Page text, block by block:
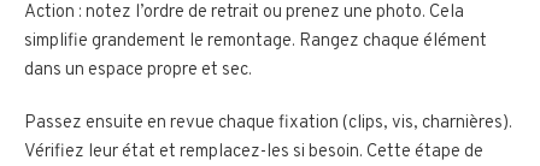
Action : notez l’ordre de retrait ou prenez une photo. Cela
simplifie grandement le remontage. Rangez chaque élément
dans un espace propre et sec.
Passez ensuite en revue chaque fixation (clips, vis, charnières).
Vérifiez leur état et remplacez-les si besoin. Cette étape de